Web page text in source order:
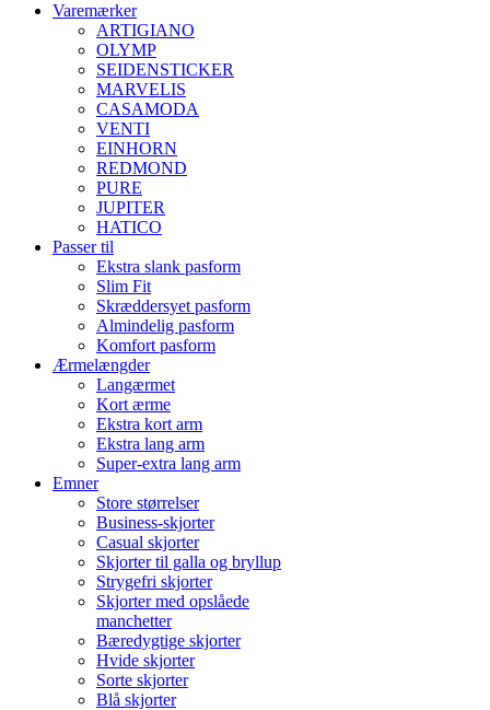
Varemærker
ARTIGIANO
OLYMP
SEIDENSTICKER
MARVELIS
CASAMODA
VENTI
EINHORN
REDMOND
PURE
JUPITER
HATICO
Passer til
Ekstra slank pasform
Slim Fit
Skræddersyet pasform
Almindelig pasform
Komfort pasform
Ærmelængder
Langærmet
Kort ærme
Ekstra kort arm
Ekstra lang arm
Super-extra lang arm
Emner
Store størrelser
Business-skjorter
Casual skjorter
Skjorter til galla og bryllup
Strygefri skjorter
Skjorter med opslåede
manchetter
Bæredygtige skjorter
Hvide skjorter
Sorte skjorter
Blå skjorter